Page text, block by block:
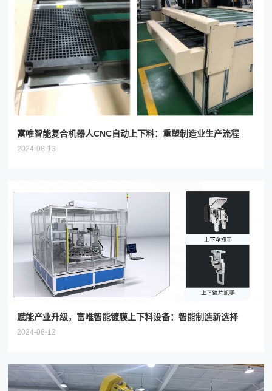
富唯智能复合机器人CNC自动上下料：重塑制造业生产流程
2024-08-13
赋能产业升级，富唯智能镀膜上下料设备：智能制造新选择
2024-08-12